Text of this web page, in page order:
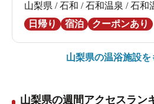
山梨県 / 石和 / 石和温泉 / 石和
日帰り
宿泊 クーポンあり
山梨県の温浴施設を
山梨県の週間アクセスラン